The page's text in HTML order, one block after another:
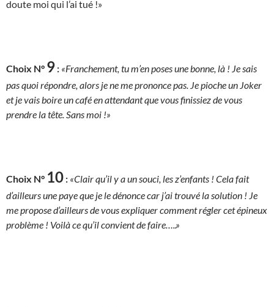
doute moi qui l’ai tué !»
Choix N° 9 : «Franchement, tu m’en poses une bonne, là ! Je sais
pas quoi répondre, alors je ne me prononce pas. Je pioche un Joker
et je vais boire un café en attendant que vous finissiez de vous
prendre la tête. Sans moi !»
Choix N° 10 : «Clair qu’il y a un souci, les z’enfants ! Cela fait
d’ailleurs une paye que je le dénonce car j’ai trouvé la solution ! Je
me propose d’ailleurs de vous expliquer comment régler cet épineux
problème ! Voilà ce qu’il convient de faire…..»